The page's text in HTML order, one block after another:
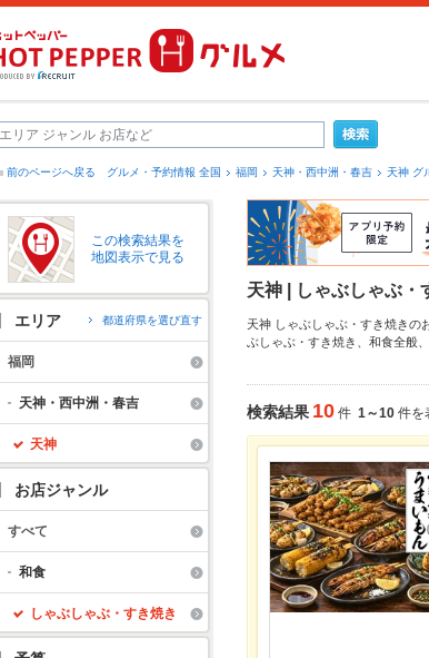
前のページへ戻る グルメ・予約情報 全国 福岡 天神・西中洲・春吉 天神 グ
この検索結果を
地図表示で見る
エリア 都道府県を選び直す
福岡
天神・西中洲・春吉
天神
お店ジャンル
すべて
和食
しゃぶしゃぶ・すき焼き
天神 | しゃぶしゃぶ・
天神 しゃぶしゃぶ・すき焼きの
ぶしゃぶ・すき焼き、 和食全般
検索結果 10 件 1～10 件を